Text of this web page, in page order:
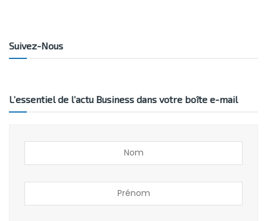
Suivez-Nous
L’essentiel de l’actu Business dans votre boîte e-mail